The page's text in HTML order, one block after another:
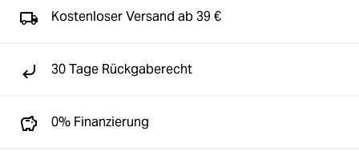
Kostenloser Versand ab 39 €
30 Tage Rückgaberecht
0% Finanzierung